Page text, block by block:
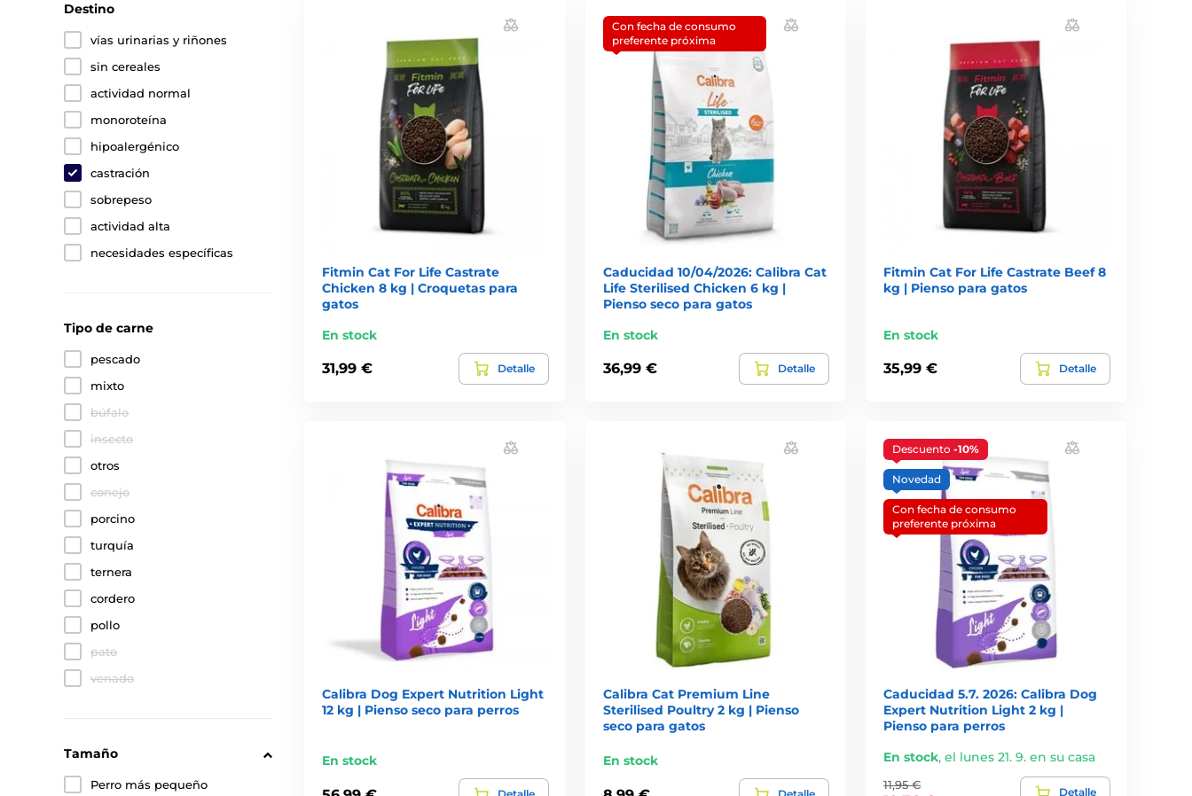
Destino
vías urinarias y riñones
sin cereales
actividad normal
monoroteína
hipoalergénico
castración
sobrepeso
actividad alta
necesidades específicas
Tipo de carne
pescado
mixto
búfalo
insecto
otros
conejo
porcino
turquía
ternera
cordero
pollo
pato
venado
Tamaño
Perro más pequeño
Fitmin Cat For Life Castrate
Chicken 8 kg | Croquetas para
gatos
En stock
31,99 € Detalle
Con fecha de consumo
preferente próxima
Caducidad 10/04/2026: Calibra Cat
Life Sterilised Chicken 6 kg |
Pienso seco para gatos
En stock
36,99 € Detalle
Fitmin Cat For Life Castrate Beef 8
kg | Pienso para gatos
En stock
35,99 € Detalle
Calibra Dog Expert Nutrition Light
12 kg | Pienso seco para perros
En stock
Calibra Cat Premium Line
Sterilised Poultry 2 kg | Pienso
seco para gatos
En stock
Descuento-10%
Novedad
Con fecha de consumo
preferente próxima
Caducidad 5.7. 2026: Calibra Dog
Expert Nutrition Light 2 kg |
Pienso para perros
En stock,el lunes 21. 9. en su casa
11,95 €
Detalle